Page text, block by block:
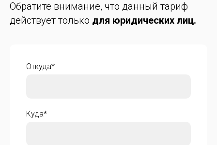
Обратите внимание, что данный тариф
действует только для юридических лиц.
Откуда*
Куда*